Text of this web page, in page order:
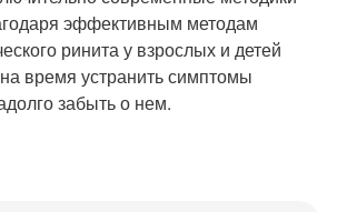
эффективным методам
ринита у взрослых и детей
время устранить симптомы
забыть о нем.